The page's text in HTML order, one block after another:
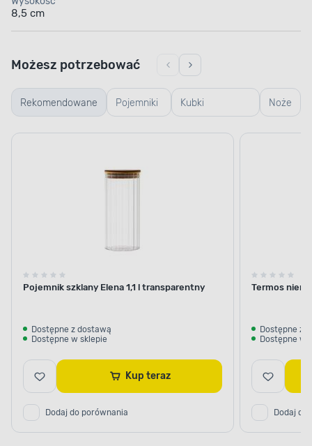
8,5 cm
Rekomendowane Pojemniki
szklane
Kubki
termiczne i
Noże
Możesz potrzebować
Pojemnik szklany Elena 1,1 l transparentny
Dostępne z dostawą
Dostępne w sklepie
Kup teraz
Dodaj do porównania
Termos
Dostępne z
Dostępne w
Dodaj do